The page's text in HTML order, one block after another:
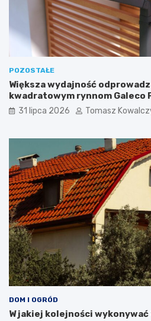
POZOSTAŁE
Większa wydajność
kwadratowym rynnom Galeco
31 lipca 2026 Tomasz
DOM I OGRÓD
W jakiej kolejności